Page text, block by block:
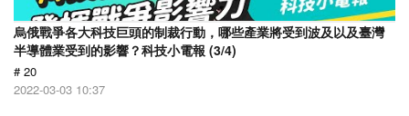
烏俄戰爭各大科技巨頭的制裁行動，哪些產業將受到波及以及臺灣
半導體業受到的影響？科技小電報 (3/4)
# 20
2022-03-03 10:37